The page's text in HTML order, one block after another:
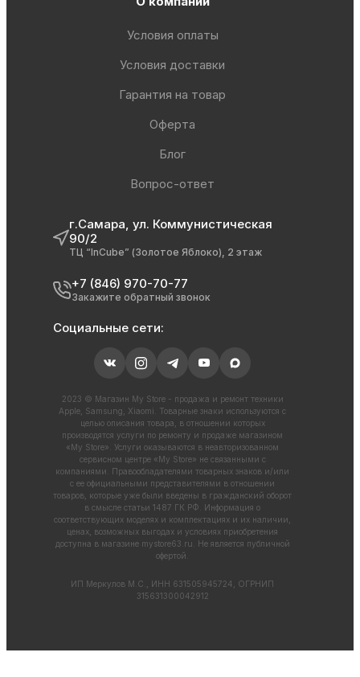
Условия оплаты
Условия доставки
Гарантия на товар
Оферта
Блог
Вопрос-ответ
г.Самара, ул. Коммунистическая
90/2
ТЦ “InCube” (Золотое Яблоко), 2 этаж
+7 (846) 970-70-77
Закажите обратный звонок
Социальные сети:
2023 © Магазин My Store - продажа и ремонт техники
Apple, Samsung, Xiaomi. Товарные знаки используются с
целью описания товара, в отношении которых
производятся услуги по ремонту и продаже магазином
«My Store». Услуги оказываются в неавторизованном
сервисном центре «My Store» не связанными с
компаниями. Правообладателями товарных знаков и/или
с ее официальными представителями в отношении
товаров, которые уже были введены в гражданский оборот
в смысле статьи 1487 ГК РФ. Информация о
соответствующих моделях и комплектациях и их наличии,
ценах, возможных выгодах и условиях приобретения
доступна в магазине mystore63.ru . Не является публичной
офертой.
ИП Меркулов М.С., ИНН 631505945724, ОГРНИП
315631300042912